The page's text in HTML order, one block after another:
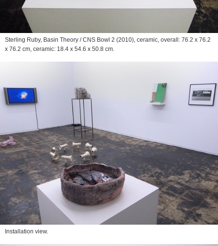
Sterling Ruby, Basin Theory / CNS Bowl 2 (2010), ceramic, overall: 76.2 x 76.2
x 76.2 cm, ceramic: 18.4 x 54.6 x 50.8 cm.
Installation view.